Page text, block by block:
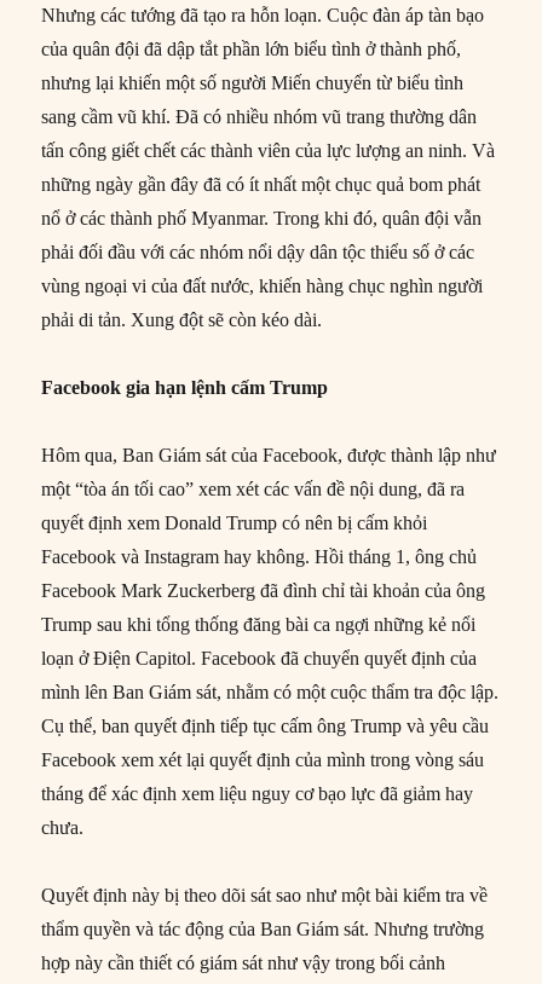
Nhưng các tướng đã tạo ra hỗn loạn. Cuộc đàn áp tàn bạo
của quân đội đã dập tắt phần lớn biểu tình ở thành phố,
nhưng lại khiến một số người Miến chuyển từ biểu tình
sang cầm vũ khí. Đã có nhiều nhóm vũ trang thường dân
tấn công giết chết các thành viên của lực lượng an ninh. Và
những ngày gần đây đã có ít nhất một chục quả bom phát
nổ ở các thành phố Myanmar. Trong khi đó, quân đội vẫn
phải đối đầu với các nhóm nổi dậy dân tộc thiểu số ở các
vùng ngoại vi của đất nước, khiến hàng chục nghìn người
phải di tản. Xung đột sẽ còn kéo dài.
Facebook gia hạn lệnh cấm Trump
Hôm qua, Ban Giám sát của Facebook, được thành lập như
một “tòa án tối cao” xem xét các vấn đề nội dung, đã ra
quyết định xem Donald Trump có nên bị cấm khỏi
Facebook và Instagram hay không. Hồi tháng 1, ông chủ
Facebook Mark Zuckerberg đã đình chỉ tài khoản của ông
Trump sau khi tổng thống đăng bài ca ngợi những kẻ nổi
loạn ở Điện Capitol. Facebook đã chuyển quyết định của
mình lên Ban Giám sát, nhằm có một cuộc thẩm tra độc lập.
Cụ thể, ban quyết định tiếp tục cấm ông Trump và yêu cầu
Facebook xem xét lại quyết định của mình trong vòng sáu
tháng để xác định xem liệu nguy cơ bạo lực đã giảm hay
chưa.
Quyết định này bị theo dõi sát sao như một bài kiểm tra về
thẩm quyền và tác động của Ban Giám sát. Nhưng trường
hợp này cần thiết có giám sát như vậy trong bối cảnh